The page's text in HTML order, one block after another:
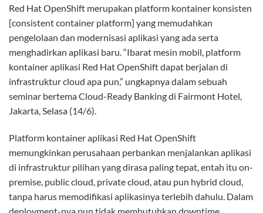
Red Hat OpenShift merupakan platform kontainer konsisten
[consistent container platform] yang memudahkan
pengelolaan dan modernisasi aplikasi yang ada serta
menghadirkan aplikasi baru. “Ibarat mesin mobil, platform
kontainer aplikasi Red Hat OpenShift dapat berjalan di
infrastruktur cloud apa pun,” ungkapnya dalam sebuah
seminar bertema Cloud-Ready Banking di Fairmont Hotel,
Jakarta, Selasa (14/6).
Platform kontainer aplikasi Red Hat OpenShift
memungkinkan perusahaan perbankan menjalankan aplikasi
di infrastruktur pilihan yang dirasa paling tepat, entah itu on-
premise, public cloud, private cloud, atau pun hybrid cloud,
tanpa harus memodifikasi aplikasinya terlebih dahulu. Dalam